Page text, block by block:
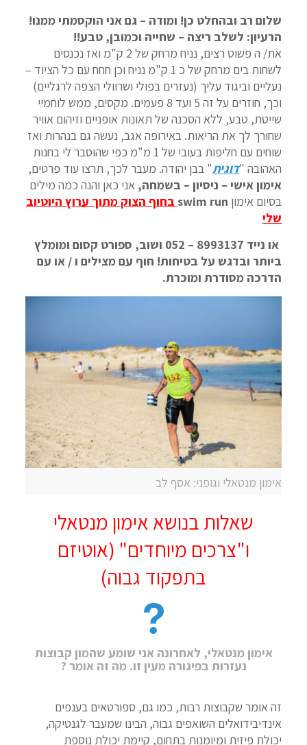
שלום רב ובהחלט כן! ומודה – גם אני הוקסמתי ממנו!
הרעיון: לשלב ריצה – שחייה וכמובן, טבע!!
את/ ה פשוט רצים, נניח מרחק של 2 ק"מ ואז נכנסים
לשחות בים מרחק של כ 1 ק"מ נניח וכן חחח עם כל הציוד –
נעליים וביגוד עליך (נעזרים בפולי ושרוולי הצפה לרגליים)
וכך, חוזרים על זה 5 ועד 8 פעמים. מקסים, ממש לוחמיי
שייטת, טבע, ללא הסכנה של תאונות אופניים וזיהום אוויר
שחורך לך את הריאות. באירופה אגב, נעשה גם בנהרות ואז
שוחים עם חליפות בעובי של 1 מ"מ כפי שהוסבר לי בחנות
האהובה "דוגית" בבן יהודה. מעבר לכך, תרצו עוד פרטים,
אימון אישי – ניסיון – בשמחה, אני כאן והנה כמה מילים
בסיום אימון swim runבחוף הצוק מתוך ערוץ היוטיוב
שלי
או נייד 8993137 – 052 ושוב, ספורט קסום ומומלץ
ביותר ובדגש על בטיחות! חוף עם מצילים ו / או עם
הדרכה מסודרת ומוכרת.
אימון מנטאלי וגופני: אסף לב
שאלות בנושא אימון מנטאלי
ו"צרכים מיוחדים" (אוטיזם
בתפקוד גבוה)
אימון מנטאלי, לאחרונה אני שומע שהמון קבוצות
נעזרות בפיגורה מעין זו. מה זה אומר ?
זה אומר שקבוצות רבות, כמו גם, ספורטאים בענפים
אינדיבידואלים השואפים גבוה, הבינו שמעבר לגנטיקה,
יכולת פיזית ומיומנות בתחום, קיימת יכולת נוספת